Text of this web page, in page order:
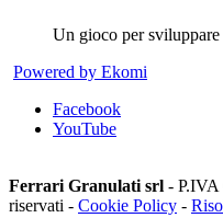
Un gioco per sviluppare
Powered by Ekomi
Facebook
YouTube
Ferrari Granulati srl -
riservati - Cookie Policy -